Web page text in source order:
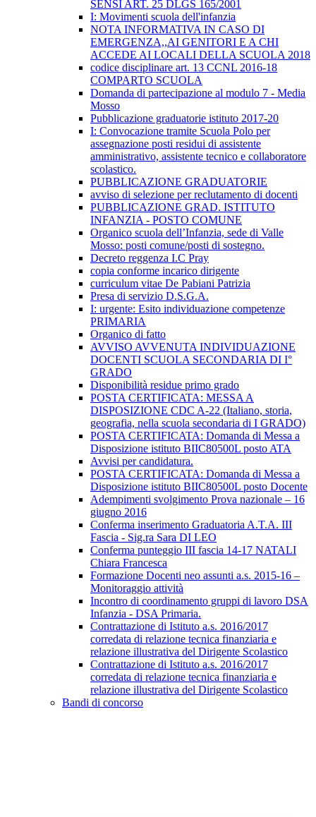
SENSI ART. 25 DLGS 165/2001
I: Movimenti scuola dell'infanzia
NOTA INFORMATIVA IN CASO DI
EMERGENZA,,AI GENITORI E A CHI
ACCEDE AI LOCALI DELLA SCUOLA 2018
codice disciplinare art. 13 CCNL 2016-18
COMPARTO SCUOLA
Domanda di partecipazione al modulo 7 - Media
Mosso
Pubblicazione graduatorie istituto 2017-20
I: Convocazione tramite Scuola Polo per
assegnazione posti residui di assistente
amministrativo, assistente tecnico e collaboratore
scolastico.
PUBBLICAZIONE GRADUATORIE
avviso di selezione per reclutamento di docenti
PUBBLICAZIONE GRAD. ISTITUTO
INFANZIA - POSTO COMUNE
Organico scuola dell’Infanzia, sede di Valle
Mosso: posti comune/posti di sostegno.
Decreto reggenza I.C Pray
copia conforme incarico dirigente
curriculum vitae De Pabiani Patrizia
Presa di servizio D.S.G.A.
I: urgente: Esito individuazione competenze
PRIMARIA
Organico di fatto
AVVISO AVVENUTA INDIVIDUAZIONE
DOCENTI SCUOLA SECONDARIA DI I°
GRADO
Disponibilità residue primo grado
POSTA CERTIFICATA: MESSA A
DISPOSIZIONE CDC A-22 (Italiano, storia,
geografia, nella scuola secondaria di I GRADO)
POSTA CERTIFICATA: Domanda di Messa a
Disposizione istituto BIIC80500L posto ATA
Avvisi per candidatura.
POSTA CERTIFICATA: Domanda di Messa a
Disposizione istituto BIIC80500L posto Docente
Adempimenti svolgimento Prova nazionale – 16
giugno 2016
Conferma inserimento Graduatoria A.T.A. III
Fascia - Sig.ra Sara DI LEO
Conferma punteggio III fascia 14-17 NATALI
Chiara Francesca
Formazione Docenti neo assunti a.s. 2015-16 –
Monitoraggio attività
Incontro di coordinamento gruppi di lavoro DSA
Infanzia - DSA Primaria.
Contrattazione di Istituto a.s. 2016/2017
corredata di relazione tecnica finanziaria e
relazione illustrativa del Dirigente Scolastico
Contrattazione di Istituto a.s. 2016/2017
corredata di relazione tecnica finanziaria e
relazione illustrativa del Dirigente Scolastico
Bandi di concorso